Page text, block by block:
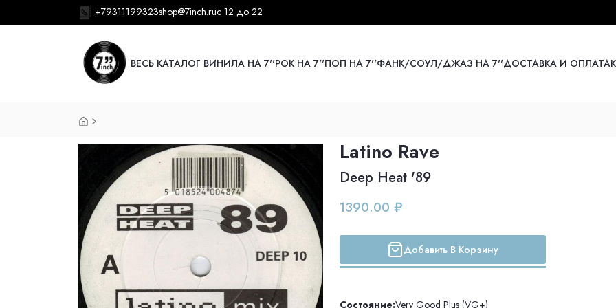
+79311199323shop@7inch.ruс 12 до 22
ВЕСЬ КАТАЛОГ ВИНИЛА НА 7''РОК НА 7''ПОП НА 7''ФАНК/СОУЛ/ДЖАЗ НА 7''ДОСТАВКА И ОПЛАТА
Latino Rave
Deep Heat '89
1390.00 ₽
Добавить В Корзину
Состояние:Very Good Plus (VG+)